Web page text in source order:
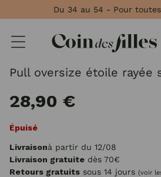
Du 34 au 54 - Pour
Pull oversize étoile rayée
28,90 €
Épuisé
Livraisonà partir du 12/08
Livraison gratuite dès 70€
Retours gratuits sous 14 jours (voir
Panneau de gestion des cookies